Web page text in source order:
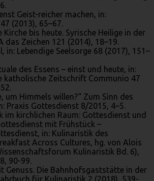
Geist-reicher machen, in:
(2013), 65–67.
Kirche bis heute. Syrische Heilige in der
das Zeichen 121 (2014), 18–19.
in: Lebendige Seelsorge 68 (2017), 151–
des Essens – einst und heute, in:
katholische Zeitschrift Communio 47
um Himmels willen?“ Zum Sinn des
Praxis Gottesdienst 8/2015, 4–5.
im kirchlichen Raum: Gottesdienst und
mit Frühstück –
in: Kulinaristik des
Across Cultures, hg. von Alois
Kulinaristik Bd. 6),
90-99.
Genuss. Die Bahnhofsgaststätte in der
für Kulinaristik 2 (2018), 539-